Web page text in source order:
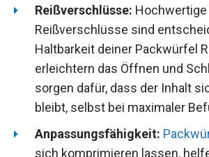
Reißverschlüsse: Hochwertige
Reißverschlüsse sind
Haltbarkeit deiner Packwürfel
erleichtern das Öffnen und
sorgen dafür, dass der Inhalt
bleibt, selbst bei maximaler
Anpassungsfähigkeit:
sich komprimieren lassen,